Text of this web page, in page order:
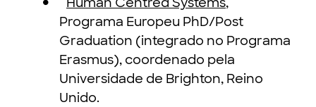
Programa Europeu PhD/Post
Graduation (integrado no Programa
Erasmus), coordenado pela
Universidade de Brighton, Reino
Unido.